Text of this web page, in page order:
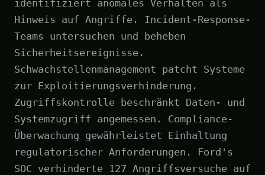
identifiziert anomales Verhalten als
Hinweis auf Angriffe. Incident-Response-
Teams untersuchen und beheben
Sicherheitsereignisse.
Schwachstellenmanagement patcht Systeme
zur Exploitierungsverhinderung.
Zugriffskontrolle beschränkt Daten- und
Systemzugriff angemessen. Compliance-
Überwachung gewährleistet Einhaltung
regulatorischer Anforderungen. Ford's
SOC verhinderte 127 Angriffsversuche auf